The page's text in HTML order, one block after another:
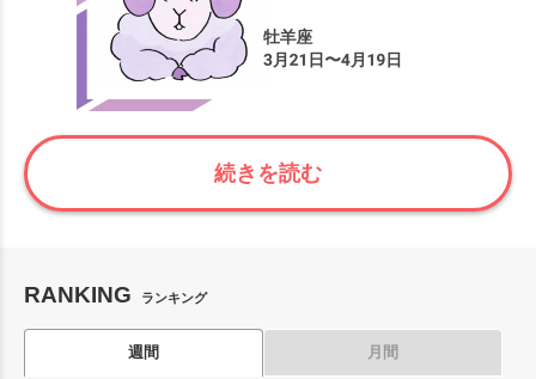
続きを読む
RANKING ランキング
週間 月間